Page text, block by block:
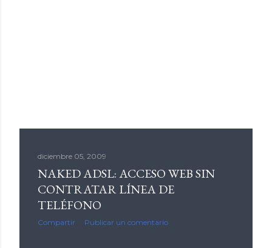
diciembre 05, 2009
NAKED ADSL: ACCESO WEB SIN
CONTRATAR LÍNEA DE
TELÉFONO
Compartir Publicar un comentario